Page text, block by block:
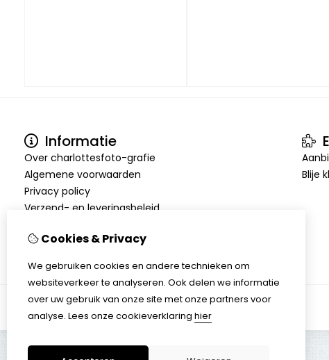
Informatie
Over charlottesfoto-grafie
Algemene voorwaarden
Privacy policy
Verzend- en leveringsbeleid
Tips
Blije
Cookies & Privacy
We gebruiken cookies en andere technieken om
websiteverkeer te analyseren. Ook delen we informatie
over uw gebruik van onze site met onze partners voor
analyse. Lees onze cookieverklaring hier